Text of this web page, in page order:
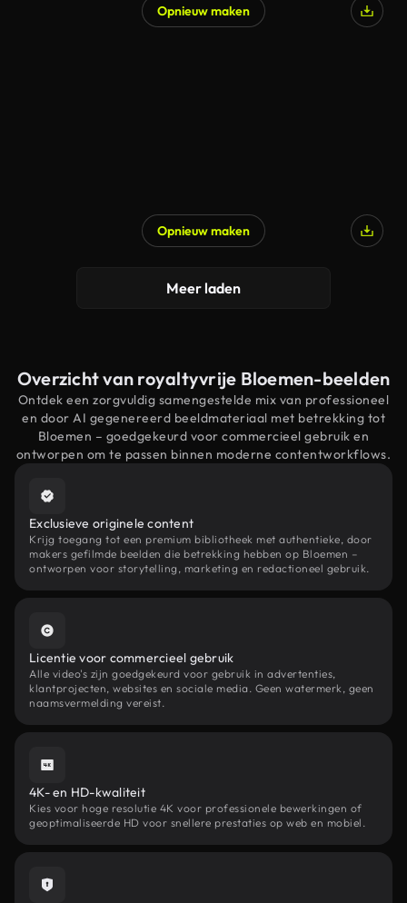
Opnieuw maken
Opnieuw maken
Meer laden
Overzicht van royaltyvrije Bloemen-beelden
Ontdek een zorgvuldig samengestelde mix van professioneel
en door AI gegenereerd beeldmateriaal met betrekking tot
Bloemen – goedgekeurd voor commercieel gebruik en
ontworpen om te passen binnen moderne contentworkflows.
Exclusieve originele content
Krijg toegang tot een premium bibliotheek met authentieke, door
makers gefilmde beelden die betrekking hebben op Bloemen –
ontworpen voor storytelling, marketing en redactioneel gebruik.
Licentie voor commercieel gebruik
Alle video's zijn goedgekeurd voor gebruik in advertenties,
klantprojecten, websites en sociale media. Geen watermerk, geen
naamsvermelding vereist.
4K- en HD-kwaliteit
Kies voor hoge resolutie 4K voor professionele bewerkingen of
geoptimaliseerde HD voor snellere prestaties op web en mobiel.